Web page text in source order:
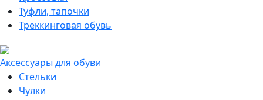
Туфли, тапочки
Треккинговая обувь
Аксессуары для обуви
Стельки
Чулки